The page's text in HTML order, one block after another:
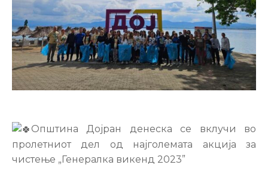
Документи
Услуги
Финансии
Настани
Општина Дојран денеска се вклучи во
пролетниот дел од најголемата акција за
чистење „Генералка викенд 2023”